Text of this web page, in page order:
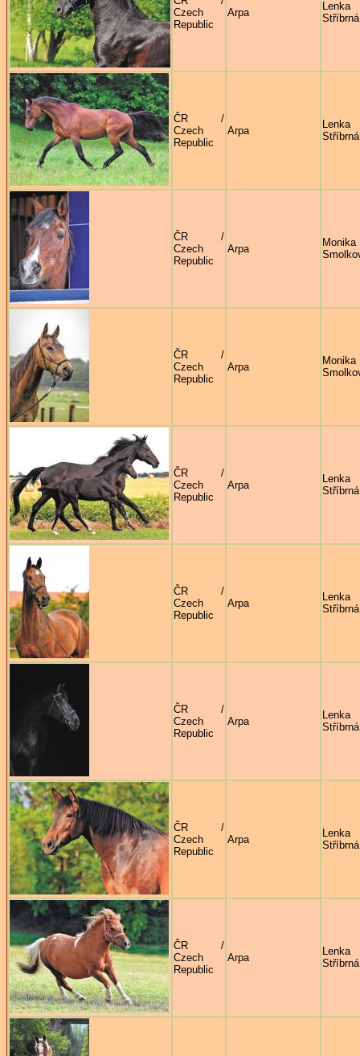
Czech
Republic
Arpa
Lenka
Stříbrná
ČR /
Czech
Republic
Arpa
Lenka
Stříbrná
ČR /
Czech
Republic
Arpa
Monika
ČR /
Czech
Republic
Arpa
Monika
ČR /
Czech
Republic
Arpa
Lenka
Stříbrná
ČR /
Czech
Republic
Arpa
Lenka
Stříbrná
ČR /
Czech
Republic
Arpa
Lenka
Stříbrná
ČR /
Czech
Republic
Arpa
Lenka
Stříbrná
ČR /
Czech
Republic
Arpa
Lenka
Stříbrná